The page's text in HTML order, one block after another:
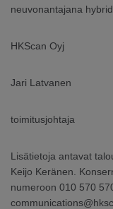
neuvonantajana
HKScan Oyj
Jari Latvanen
toimitusjohtaja
Lisätietoja antavat
Keijo Keränen.
numeroon 010 570